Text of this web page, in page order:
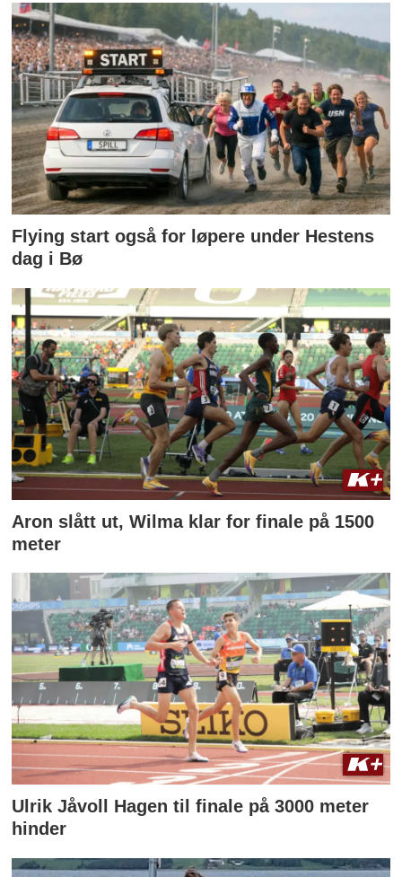
Flying start også for løpere under Hestens
dag i Bø
Aron slått ut, Wilma klar for finale på 1500
meter
Ulrik Jåvoll Hagen til finale på 3000 meter
hinder